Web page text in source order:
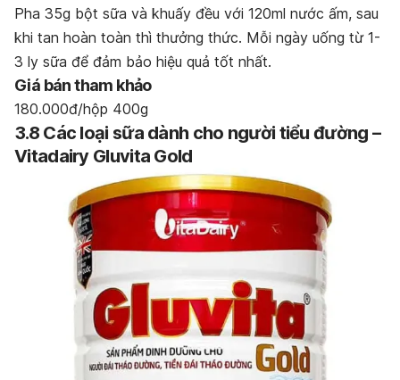
Pha 35g bột sữa và khuấy đều với 120ml nước ấm, sau
khi tan hoàn toàn thì thưởng thức. Mỗi ngày uống từ 1-
3 ly sữa để đảm bảo hiệu quả tốt nhất.
Giá bán tham khảo
180.000đ/hộp 400g
3.8 Các loại sữa dành cho người tiểu đường –
Vitadairy Gluvita Gold